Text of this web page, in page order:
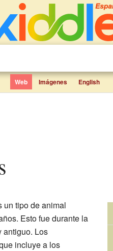
Web Imágenes English
un tipo de animal
Esto fue durante la
antiguo. Los
incluye a los